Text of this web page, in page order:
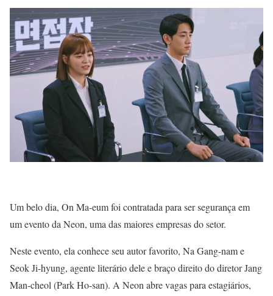
Um belo dia, On Ma-eum foi contratada para ser segurança em
um evento da Neon, uma das maiores empresas do setor.
Neste evento, ela conhece seu autor favorito, Na Gang-nam e
Seok Ji-hyung, agente literário dele e braço direito do diretor Jang
Man-cheol (Park Ho-san). A Neon abre vagas para estagiários,